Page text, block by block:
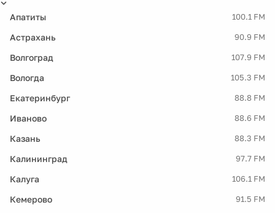
Апатиты 100.1 FM
Астрахань 90.9 FM
Волгоград 107.9 FM
Вологда 105.3 FM
Екатеринбург 88.8 FM
Иваново 88.6 FM
Казань 88.3 FM
Калининград 97.7 FM
Калуга 106.1 FM
Кемерово 91.5 FM